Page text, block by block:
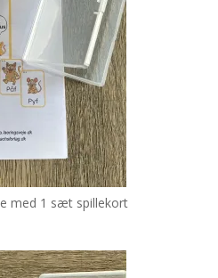
med 1 sæt spillekort